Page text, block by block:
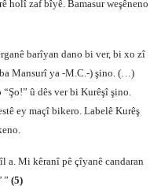
holî zaf bîyê. Bamasur weşêneno
barîyan dano bi ver, bi xo zî
Mansurî ya -M.C.-) şino. (…)
û dês ver bi Kurêşî şino.
ey maçî bikero. Labelê Kurêş
a. Mi kêranî pê çîyanê candaran
” (5)